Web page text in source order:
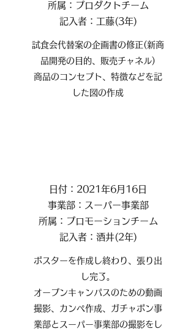
所属：プロダクトチーム
記入者：工藤(3年)
試食会代替案の企画書の修正(新商
品開発の目的、販売チャネル)
商品のコンセプト、特徴などを記
した図の作成
日付：2021年6月16日
事業部：スーパー事業部
所属：プロモーションチーム
記入者：酒井(2年)
ポスターを作成し終わり、張り出
し完了。
オープンキャンパスのための動画
撮影、カンペ作成、ガチャポン事
業部とスーパー事業部の撮影をし